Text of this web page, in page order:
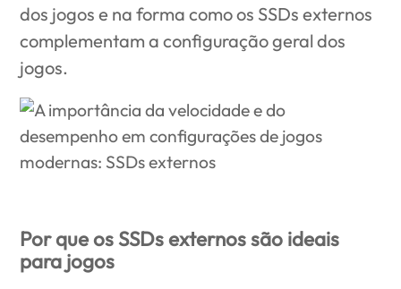
dos jogos e na forma como os SSDs externos
complementam a configuração geral dos
jogos.
Por que os SSDs externos são ideais
para jogos